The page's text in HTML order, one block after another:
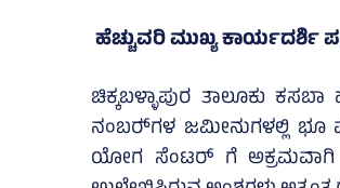
ಹೆಚ್ಚುವರಿ ಮುಖ್ಯ ಕಾರ್ಯದರ್ಶಿ
ಚಿಕ್ಕಬಳ್ಳಾಪುರ ತಾಲೂಕು
ನಂಬರ್‍‌ಗಳ ಜಮೀನುಗಳಲ್ಲಿ ಭೂ
ಯೋಗ ಸೆಂಟರ್ ಗೆ ಅಕ್ರಮವಾಗಿ